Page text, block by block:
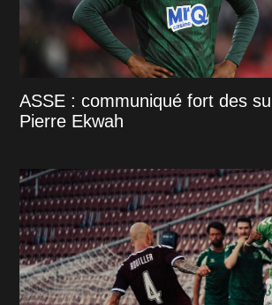
ASSE : communiqué fort des
Pierre Ekwah